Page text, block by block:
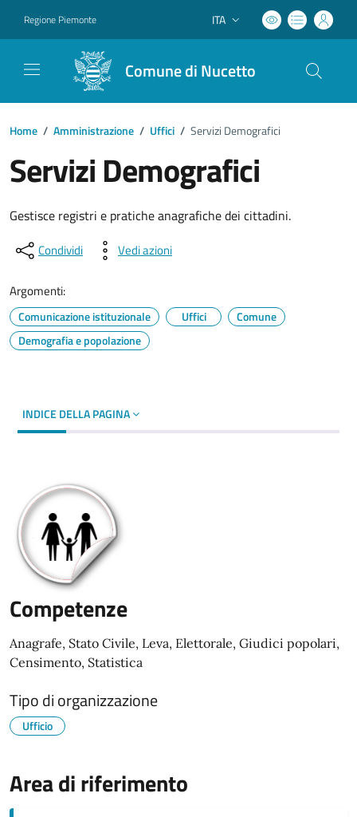
Regione Piemonte Lingua attiva:
ITA
Comune di Nucetto
Home / Amministrazione / Uffici / Servizi Demografici
Servizi Demografici
Gestisce registri e pratiche anagrafiche dei cittadini.
Condividi Vedi azioni
Argomenti:
Comunicazione istituzionale Uffici
Comune
Demografia e popolazione
INDICE DELLA PAGINA
Competenze
Anagrafe, Stato Civile, Leva, Elettorale, Giudici popolari,
Censimento, Statistica
Tipo di organizzazione
Ufficio
Area di riferimento